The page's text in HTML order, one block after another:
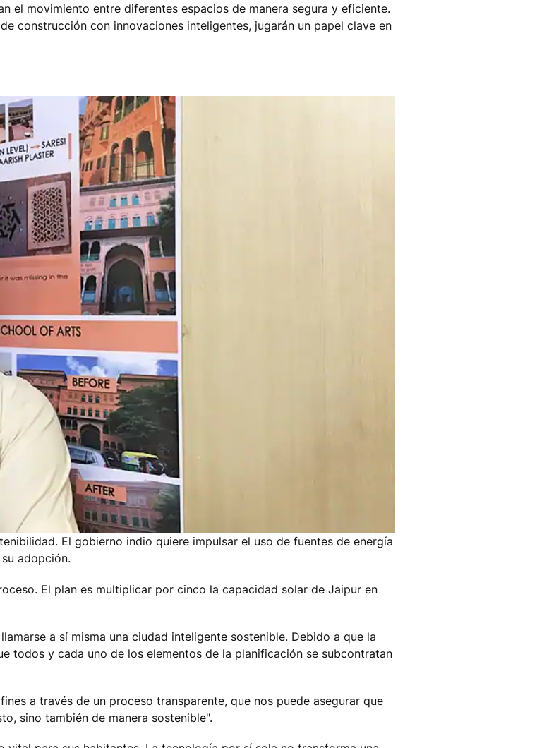
el movimiento entre diferentes espacios de manera segura y eficiente.
construcción con innovaciones inteligentes, jugarán un papel clave en
El gobierno indio quiere impulsar el uso de fuentes de energía
adopción.
El plan es multiplicar por cinco la capacidad solar de Jaipur en
a sí misma una ciudad inteligente sostenible. Debido a que la
todos y cada uno de los elementos de la planificación se subcontratan
a través de un proceso transparente, que nos puede asegurar que
sino también de manera sostenible".